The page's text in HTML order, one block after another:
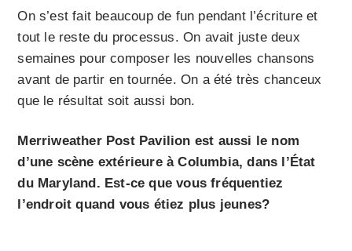
On s’est fait beaucoup de fun pendant l’écriture et
tout le reste du processus. On avait juste deux
semaines pour composer les nouvelles chansons
avant de partir en tournée. On a été très chanceux
que le résultat soit aussi bon.
Merriwea­ther Post Pavilion est aussi le nom
d’une scène extérieure à Columbia, dans l’État
du Maryland. Est-ce que vous fréquentiez
l’endroit quand vous étiez plus jeunes?